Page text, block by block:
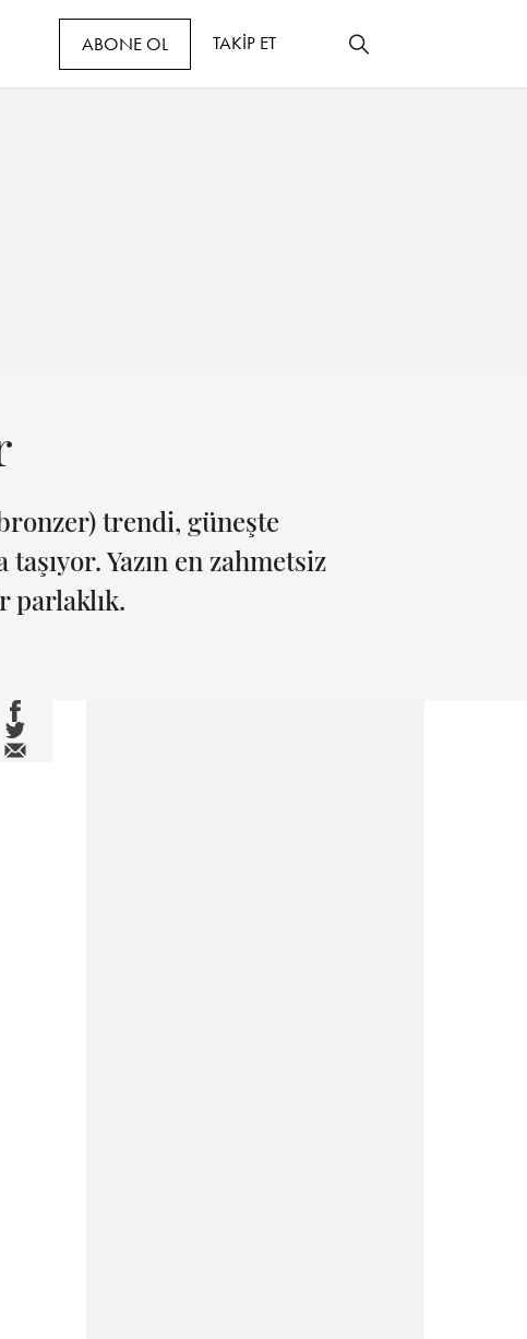
ABONE OL TAKİP ET
trendi, güneşte
Yazın en zahmetsiz
parlaklık.